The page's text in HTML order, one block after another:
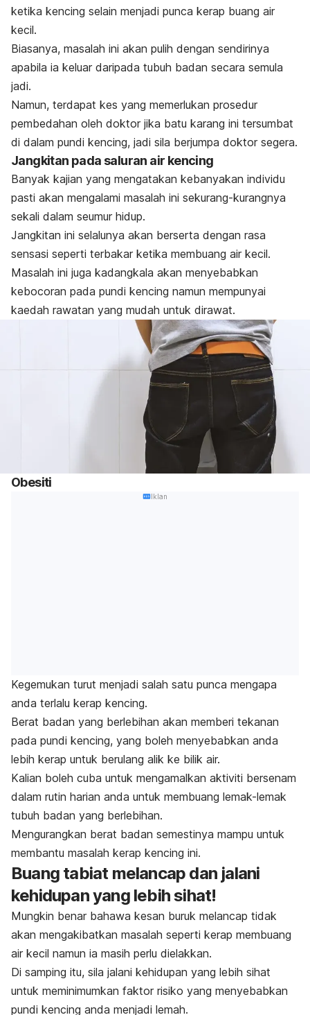
ketika kencing selain menjadi punca kerap buang air
kecil.
Biasanya, masalah ini akan pulih dengan sendirinya
apabila ia keluar daripada tubuh badan secara semula
jadi.
Namun, terdapat kes yang memerlukan prosedur
pembedahan oleh doktor jika batu karang ini tersumbat
di dalam pundi kencing, jadi sila berjumpa doktor segera.
Jangkitan pada saluran air kencing
Banyak kajian yang mengatakan kebanyakan individu
pasti akan mengalami masalah ini sekurang-kurangnya
sekali dalam seumur hidup.
Jangkitan ini selalunya akan berserta dengan rasa
sensasi seperti terbakar ketika membuang air kecil.
Masalah ini juga kadangkala akan menyebabkan
kebocoran pada pundi kencing namun mempunyai
kaedah rawatan yang mudah untuk dirawat.
Obesiti
Iklan
Kegemukan turut menjadi salah satu punca mengapa
anda terlalu kerap kencing.
Berat badan yang berlebihan akan memberi tekanan
pada pundi kencing, yang boleh menyebabkan anda
lebih kerap untuk berulang alik ke bilik air.
Kalian boleh cuba untuk mengamalkan aktiviti bersenam
dalam rutin harian anda untuk membuang lemak-lemak
tubuh badan yang berlebihan.
Mengurangkan berat badan semestinya mampu untuk
membantu masalah kerap kencing ini.
Buang tabiat melancap dan jalani
kehidupan yang lebih sihat!
Mungkin benar bahawa kesan buruk melancap tidak
akan mengakibatkan masalah seperti kerap membuang
air kecil namun ia masih perlu dielakkan.
Di samping itu, sila jalani kehidupan yang lebih sihat
untuk meminimumkan faktor risiko yang menyebabkan
pundi kencing anda menjadi lemah.